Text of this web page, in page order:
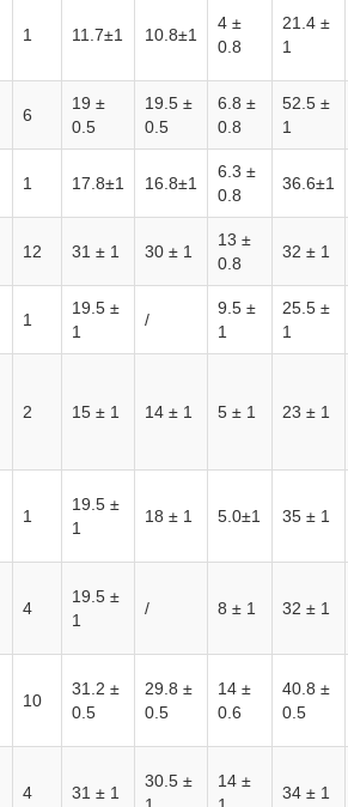
1 11.7±1 10.8±1
4 ±
0.8
21.4 ±
1
6
19 ±
0.5
19.5 ±
0.5
6.8 ±
0.8
52.5 ±
1
1 17.8±1 16.8±1
6.3 ±
0.8
36.6±1
12 31 ± 1 30 ± 1
13 ±
0.8
32 ± 1
1
19.5 ±
1
/
9.5 ±
1
25.5 ±
1
2 15 ± 1 14 ± 1 5 ± 1 23 ± 1
1
19.5 ±
1
18 ± 1 5.0±1 35 ± 1
4
19.5 ±
1
/ 8 ± 1 32 ± 1
10
31.2 ±
0.5
29.8 ±
0.5
14 ±
0.6
40.8 ±
0.5
4 31 ± 1
30.5 ±
14 ±
34 ± 1